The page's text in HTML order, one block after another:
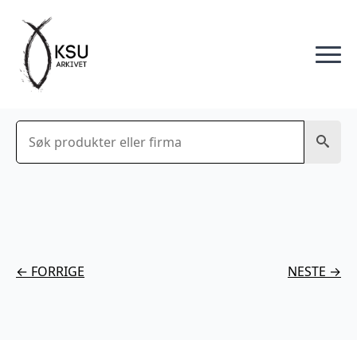
Søk
← FORRIGE NESTE →